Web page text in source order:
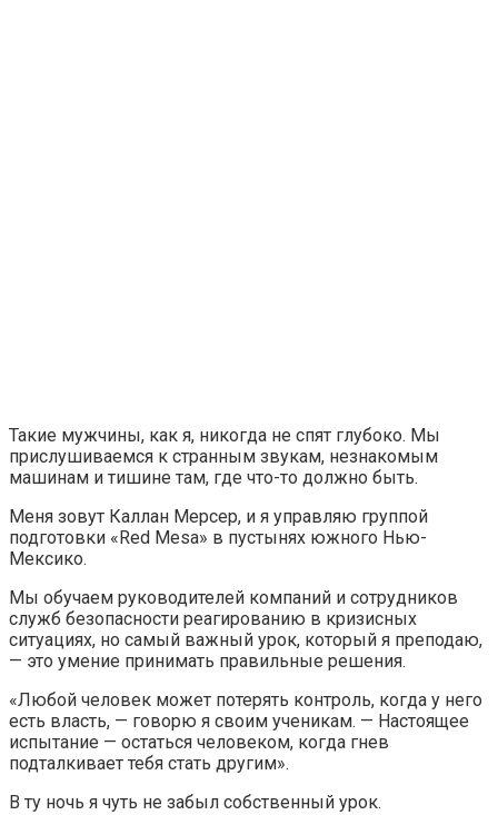
Такие мужчины, как я, никогда не спят глубоко. Мы
прислушиваемся к странным звукам, незнакомым
машинам и тишине там, где что-то должно быть.
Меня зовут Каллан Мерсер, и я управляю группой
подготовки «Red Mesa» в пустынях южного Нью-
Мексико.
Мы обучаем руководителей компаний и сотрудников
служб безопасности реагированию в кризисных
ситуациях, но самый важный урок, который я преподаю,
— это умение принимать правильные решения.
«Любой человек может потерять контроль, когда у него
есть власть, — говорю я своим ученикам. — Настоящее
испытание — остаться человеком, когда гнев
подталкивает тебя стать другим».
В ту ночь я чуть не забыл собственный урок.